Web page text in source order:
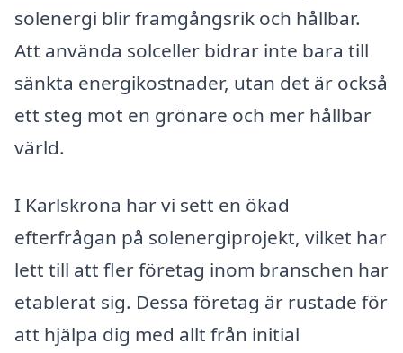
solenergi blir framgångsrik och hållbar.
Att använda solceller bidrar inte bara till
sänkta energikostnader, utan det är också
ett steg mot en grönare och mer hållbar
värld.
I Karlskrona har vi sett en ökad
efterfrågan på solenergiprojekt, vilket har
lett till att fler företag inom branschen har
etablerat sig. Dessa företag är rustade för
att hjälpa dig med allt från initial